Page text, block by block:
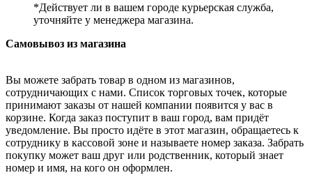
*Действует ли в вашем городе курьерская служба,
уточняйте у менеджера магазина.
Самовывоз из магазина
Вы можете забрать товар в одном из магазинов,
сотрудничающих с нами. Список торговых точек, которые
принимают заказы от нашей компании появится у вас в
корзине. Когда заказ поступит в ваш город, вам придёт
уведомление. Вы просто идёте в этот магазин, обращаетесь к
сотруднику в кассовой зоне и называете номер заказа. Забрать
покупку может ваш друг или родственник, который знает
номер и имя, на кого он оформлен.